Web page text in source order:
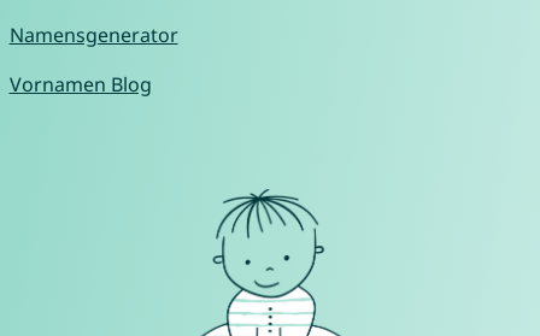
Namensgenerator
Vornamen Blog